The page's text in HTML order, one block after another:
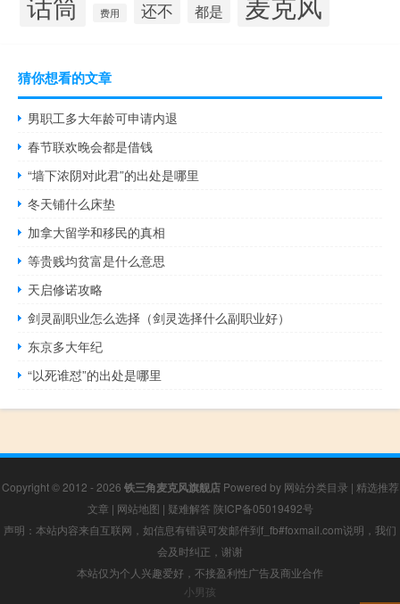
费用 还不 都是
猜你想看的文章
男职工多大年龄可申请内退
春节联欢晚会都是借钱
“墙下浓阴对此君”的出处是哪里
冬天铺什么床垫
加拿大留学和移民的真相
等贵贱均贫富是什么意思
天启修诺攻略
剑灵副职业怎么选择（剑灵选择什么副职业好）
东京多大年纪
“以死谁怼”的出处是哪里
Copyright © 2012 - 2026 铁三角麦克风旗舰店Powered by 网站分类目录 | 精选推荐
文章 | 网站地图 | 疑难解答 陕ICP备05019492号
声明：本站内容来自互联网，如信息有错误可发邮件到f_fb#foxmail.com说明，我们
会及时纠正，谢谢
本站仅为个人兴趣爱好，不接盈利性广告及商业合作
小男孩